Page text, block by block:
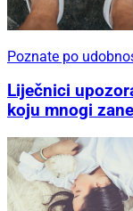
Poznate po
Liječnici
koju mnogi